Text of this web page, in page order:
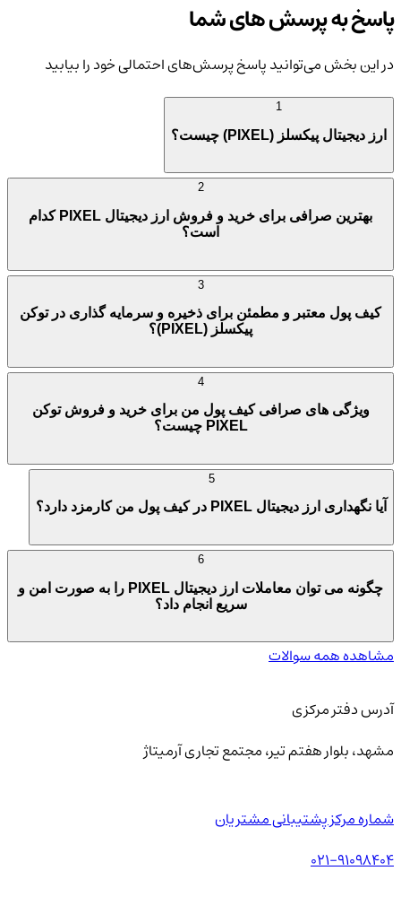
پاسخ به پرسش های شما
در این بخش می‌توانید پاسخ پرسش‌های احتمالی خود را بیابید
ارز دیجیتال پیکسلز (PIXEL) چیست؟
بهترین صرافی برای خرید و فروش ارز دیجیتال PIXEL کدام
است؟
کیف پول معتبر و مطمئن برای ذخیره و سرمایه گذاری در توکن
پیکسلز (PIXEL)؟
ویژگی های صرافی کیف پول من برای خرید و فروش توکن
PIXEL چیست؟
آیا نگهداری ارز دیجیتال PIXEL در کیف پول من کارمزد دارد؟
چگونه می توان معاملات ارز دیجیتال PIXEL را به صورت امن و
سریع انجام داد؟
مشاهده همه سوالات
آدرس دفتر مرکزی
مشهد، بلوار هفتم تیر، مجتمع تجاری آرمیتاژ
شماره مرکز پشتیبانی مشتریان
021-91098404